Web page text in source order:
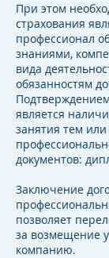
При этом
страхования
профессионал
знаниями,
вида
обязанностям
является
занятия тем
документов:
Заключение
позволяет
за возмещение
компанию.